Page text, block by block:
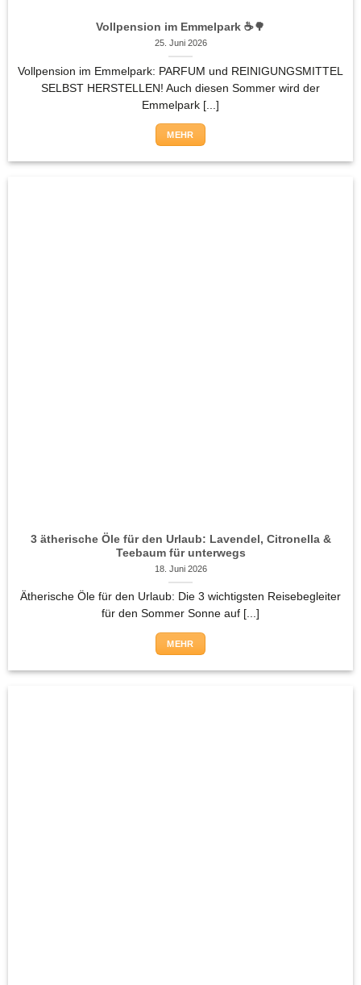
Vollpension im Emmelpark ☕🌳
25. Juni 2026
Vollpension im Emmelpark: PARFUM und REINIGUNGSMITTEL
SELBST HERSTELLEN! Auch diesen Sommer wird der
Emmelpark [...]
MEHR
3 ätherische Öle für den Urlaub: Lavendel, Citronella &
Teebaum für unterwegs
18. Juni 2026
Ätherische Öle für den Urlaub: Die 3 wichtigsten Reisebegleiter
für den Sommer Sonne auf [...]
MEHR